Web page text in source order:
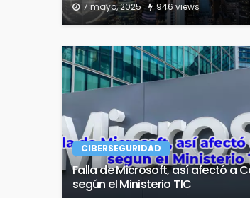
7 mayo, 2025 946 views
CIBERSEGURIDAD
Falla de Microsoft, así afectó a
según el Ministerio TIC